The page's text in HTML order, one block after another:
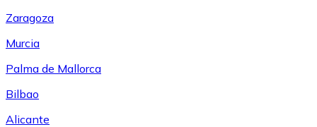
Zaragoza
Murcia
Palma de Mallorca
Bilbao
Alicante